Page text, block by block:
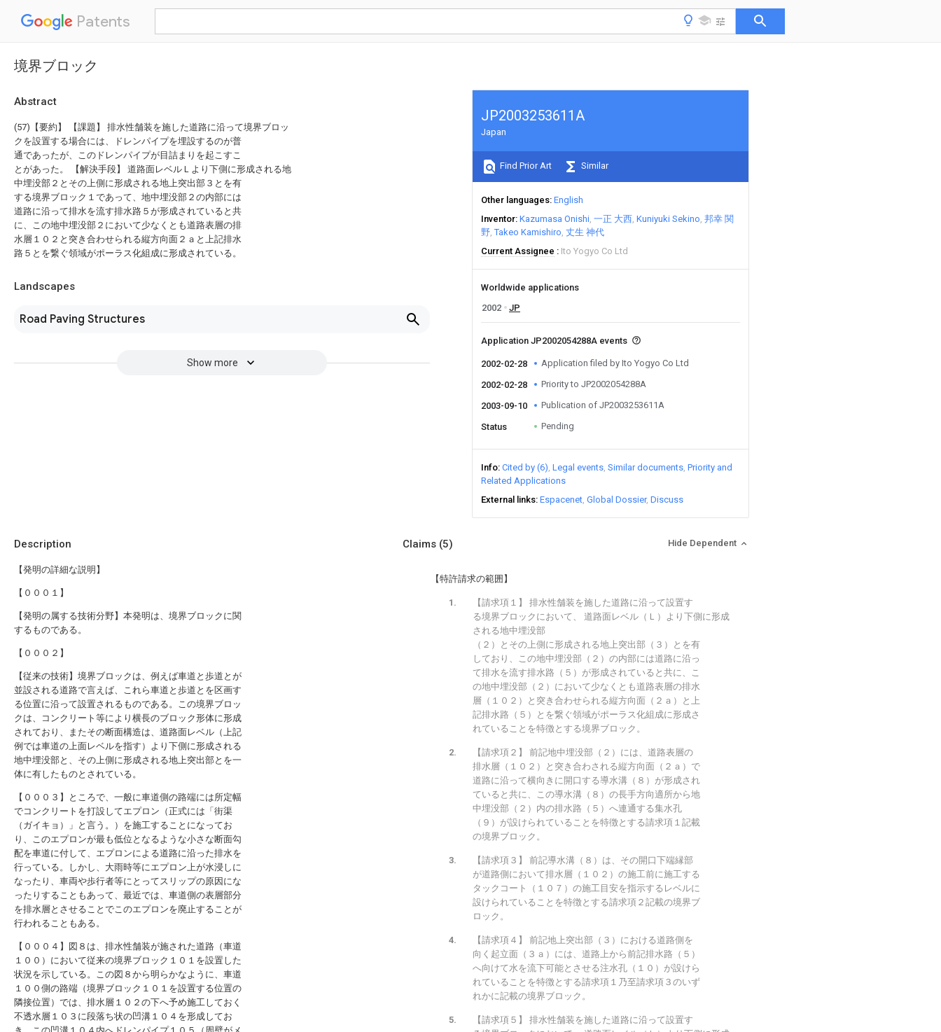
Patents
境界ブロック
Abstract
(57)【要約】 【課題】 排水性舗装を施した道路に沿って境界ブロッ
クを設置する場合には、ドレンパイプを埋設するのが普
通であったが、このドレンパイプが目詰まりを起こすこ
とがあった。 【解決手段】 道路面レベルＬより下側に形成される地
中埋没部２とその上側に形成される地上突出部３とを有
する境界ブロック１であって、地中埋没部２の内部には
道路に沿って排水を流す排水路５が形成されていると共
に、この地中埋没部２において少なくとも道路表層の排
水層１０２と突き合わせられる縦方向面２ａと上記排水
路５とを繋ぐ領域がポーラス化組成に形成されている。
Landscapes
Road Paving Structures
Show more
JP2003253611A
Japan
Find Prior Art Similar
Other languages English
Inventor Kazumasa Onishi 一正 大西 Kuniyuki Sekino 邦幸 関
野 Takeo Kamishiro 丈生 神代
Current Assignee
Ito Yogyo Co Ltd
Worldwide applications
2002
JP
Application JP2002054288A events
2002-02-28 Application filed by Ito Yogyo Co Ltd
2002-02-28 Priority to JP2002054288A
2003-09-10 Publication of JP2003253611A
Status Pending
Info Cited by (6) Legal events Similar documents Priority and
Related Applications
External links Espacenet Global Dossier Discuss
Description
【発明の詳細な説明】
【０００１】
【発明の属する技術分野】本発明は、境界ブロックに関
するものである。
【０００２】
【従来の技術】境界ブロックは、例えば車道と歩道とが
並設される道路で言えば、これら車道と歩道とを区画す
る位置に沿って設置されるものである。この境界ブロッ
クは、コンクリート等により横長のブロック形体に形成
されており、またその断面構造は、道路面レベル（上記
例では車道の上面レベルを指す）より下側に形成される
地中埋没部と、その上側に形成される地上突出部とを一
体に有したものとされている。
【０００３】ところで、一般に車道側の路端には所定幅
でコンクリートを打設してエプロン（正式には「街渠
（ガイキョ）」と言う。）を施工することになってお
り、このエプロンが最も低位となるような小さな断面勾
配を車道に付して、エプロンによる道路に沿った排水を
行っている。しかし、大雨時等にエプロン上が水浸しに
なったり、車両や歩行者等にとってスリップの原因にな
ったりすることもあって、最近では、車道側の表層部分
を排水層とさせることでこのエプロンを廃止することが
行われることもある。
【０００４】図８は、排水性舗装が施された道路（車道
１００）において従来の境界ブロック１０１を設置した
状況を示している。この図８から明らかなように、車道
１００側の路端（境界ブロック１０１を設置する位置の
隣接位置）では、排水層１０２の下へ予め施工しておく
不透水層１０３に段落ち状の凹溝１０４を形成してお
Claims (5) Hide Dependent
【特許請求の範囲】
【請求項１】 排水性舗装を施した道路に沿って設置す
る境界ブロックにおいて、 道路面レベル（Ｌ）より下側に形成
される地中埋没部
（２）とその上側に形成される地上突出部（３）とを有
しており、この地中埋没部（２）の内部には道路に沿っ
て排水を流す排水路（５）が形成されていると共に、こ
の地中埋没部（２）において少なくとも道路表層の排水
層（１０２）と突き合わせられる縦方向面（２ａ）と上
記排水路（５）とを繋ぐ領域がポーラス化組成に形成さ
れていることを特徴とする境界ブロック。
【請求項２】 前記地中埋没部（２）には、道路表層の
排水層（１０２）と突き合わされる縦方向面（２ａ）で
道路に沿って横向きに開口する導水溝（８）が形成され
ていると共に、この導水溝（８）の長手方向適所から地
中埋没部（２）内の排水路（５）へ連通する集水孔
（９）が設けられていることを特徴とする請求項１記載
の境界ブロック。
【請求項３】 前記導水溝（８）は、その開口下端縁部
が道路側において排水層（１０２）の施工前に施工する
タックコート（１０７）の施工目安を指示するレベルに
設けられていることを特徴とする請求項２記載の境界ブ
ロック。
【請求項４】 前記地上突出部（３）における道路側を
向く起立面（３ａ）には、道路上から前記排水路（５）
へ向けて水を流下可能とさせる注水孔（１０）が設けら
れていることを特徴とする請求項１乃至請求項３のいず
れかに記載の境界ブロック。
【請求項５】 排水性舗装を施した道路に沿って設置す